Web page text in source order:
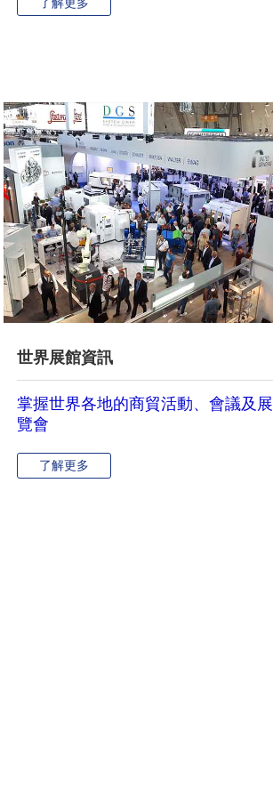
了解更多
世界展館資訊
掌握世界各地的商貿活動、會議及展
覽會
了解更多